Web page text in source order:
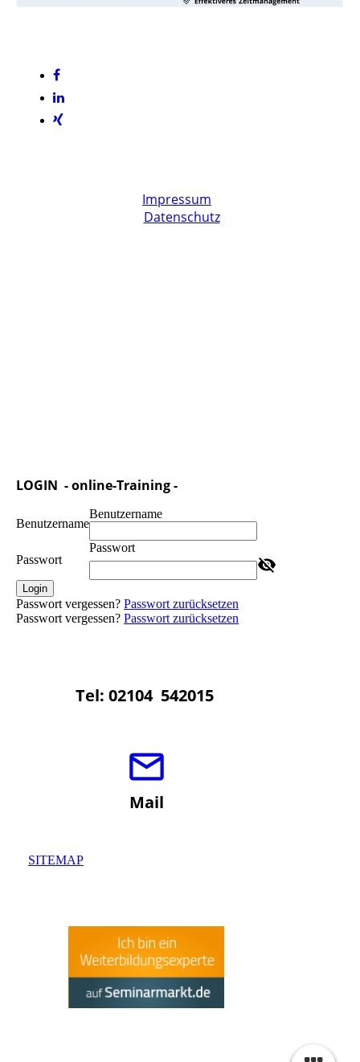
Impressum
Datenschutz
LOGIN - online-Training -
Benutzername
Benutzername
Passwort
Passwort
Login
Passwort vergessen? Passwort zurücksetzen
Passwort vergessen? Passwort zurücksetzen
Tel: 02104 542015
Mail
SITEMAP